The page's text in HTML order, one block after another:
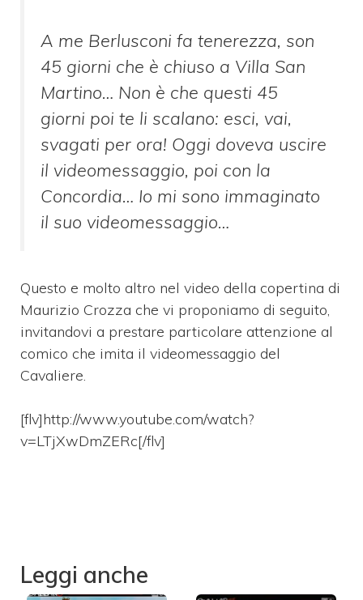
A me Berlusconi fa tenerezza, son
45 giorni che è chiuso a Villa San
Martino… Non è che questi 45
giorni poi te li scalano: esci, vai,
svagati per ora! Oggi doveva uscire
il videomessaggio, poi con la
Concordia… Io mi sono immaginato
il suo videomessaggio…
Questo e molto altro nel video della copertina di
Maurizio Crozza che vi proponiamo di seguito,
invitandovi a prestare particolare attenzione al
comico che imita il videomessaggio del
Cavaliere.
[flv]http://www.youtube.com/watch?
v=LTjXwDmZERc[/flv]
Leggi anche